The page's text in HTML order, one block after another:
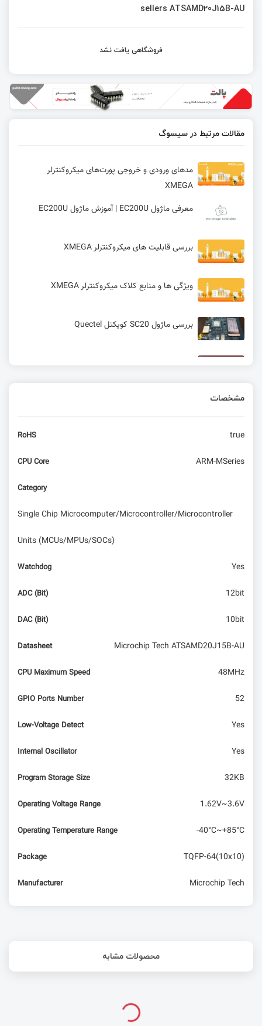
sellers ATSAMD20J15B-AU
فروشگاهی یافت نشد
مقالات مرتبط در سیسوگ
مدهای ورودی و خروجی پورت‌های میکروکنترلر
XMEGA
معرفی ماژول EC200U | آموزش ماژول EC200U
بررسی قابلیت های میکروکنترلر XMEGA
ویژگی ها و منابع کلاک میکروکنترلر XMEGA
بررسی ماژول SC20 کویکتل Quectel
مشخصات
RoHS true
CPU Core ARM-MSeries
Category
Single Chip Microcomputer/Microcontroller/Microcontroller
Units (MCUs/MPUs/SOCs)
Watchdog Yes
ADC (Bit) 12bit
DAC (Bit) 10bit
Datasheet Microchip Tech ATSAMD20J15B-AU
CPU Maximum Speed 48MHz
GPIO Ports Number 52
Low-Voltage Detect Yes
Internal Oscillator Yes
Program Storage Size 32KB
Operating Voltage Range 1.62V~3.6V
Operating Temperature Range -40°C~+85°C
Package TQFP-64(10x10)
Manufacturer Microchip Tech
محصولات مشابه